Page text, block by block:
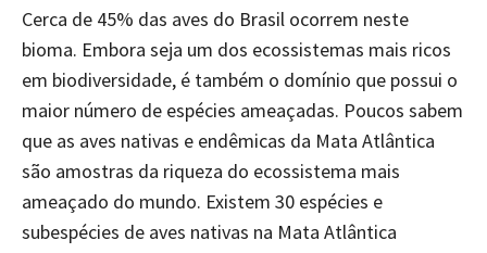
Cerca de 45% das aves do Brasil ocorrem neste
bioma. Embora seja um dos ecossistemas mais ricos
em biodiversidade, é também o domínio que possui o
maior número de espécies ameaçadas. Poucos sabem
que as aves nativas e endêmicas da Mata Atlântica
são amostras da riqueza do ecossistema mais
ameaçado do mundo. Existem 30 espécies e
subespécies de aves nativas na Mata Atlântica